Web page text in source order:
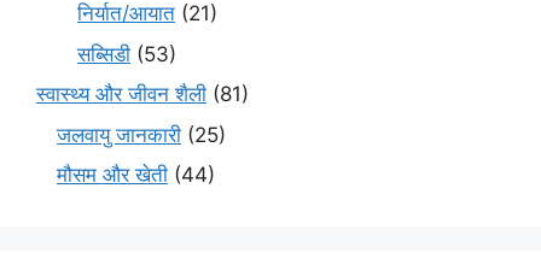
निर्यात/आयात (21)
सब्सिडी (53)
स्वास्थ्य और जीवन शैली (81)
जलवायु जानकारी (25)
मौसम और खेती (44)